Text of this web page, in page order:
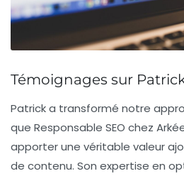
Témoignages sur
Patrick a transformé notre
que Responsable SEO chez
apporter une véritable valeur
de contenu. Son expertise en